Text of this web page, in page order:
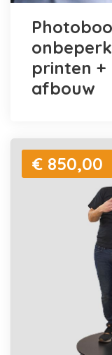
printen +
afbouw
€ 850,00